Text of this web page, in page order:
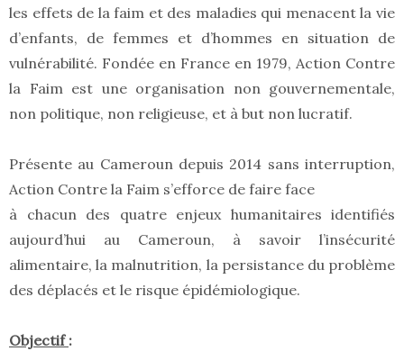
les effets de la faim et des maladies qui menacent la vie
d’enfants, de femmes et d’hommes en situation de
vulnérabilité. Fondée en France en 1979, Action Contre
la Faim est une organisation non gouvernementale,
non politique, non religieuse, et à but non lucratif.
Présente au Cameroun depuis 2014 sans interruption,
Action Contre la Faim s’efforce de faire face
à chacun des quatre enjeux humanitaires identifiés
aujourd’hui au Cameroun, à savoir l’insécurité
alimentaire, la malnutrition, la persistance du problème
des déplacés et le risque épidémiologique.
Objectif :